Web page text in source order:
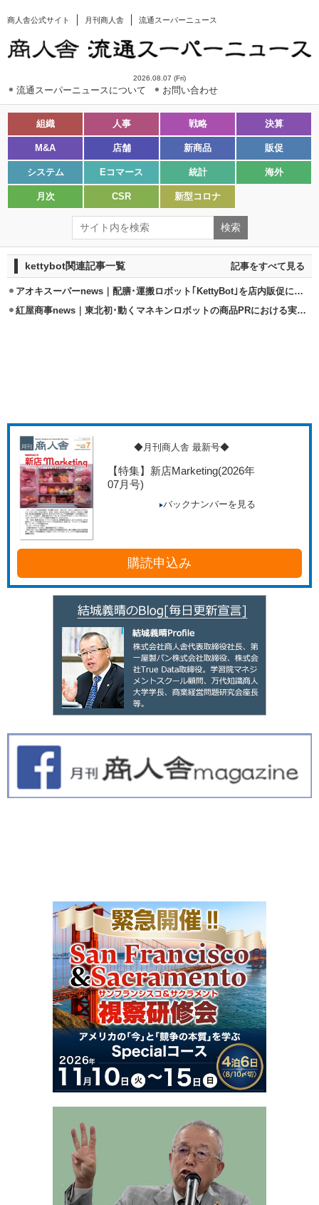
商人舎公式サイト 月刊商人舎 流通スーパーニュース
2026.08.07 (Fri)
流通スーパーニュースについて お問い合わせ
組織 人事 戦略 決算
M&A 店舗 新商品 販促
システム Eコマース 統計 海外
月次 CSR 新型コロナ
kettybot関連記事一覧 記事をすべて見る
アオキスーパーnews｜配膳･運搬ロボット｢KettyBot｣を店内販促に活用
紅屋商事news｜東北初･動くマネキンロボットの商品PRにおける実証実験
◆月刊商人舎 最新号◆
【特集】新店Marketing(2026年
07月号)
バックナンバーを見る
購読申込み